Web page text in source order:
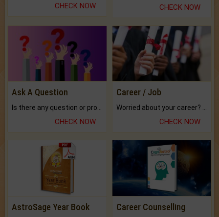
CHECK NOW CHECK NOW
Ask A Question
CHECK NOW
Career / Job
CHECK NOW
AstroSage Year Book Career Counselling